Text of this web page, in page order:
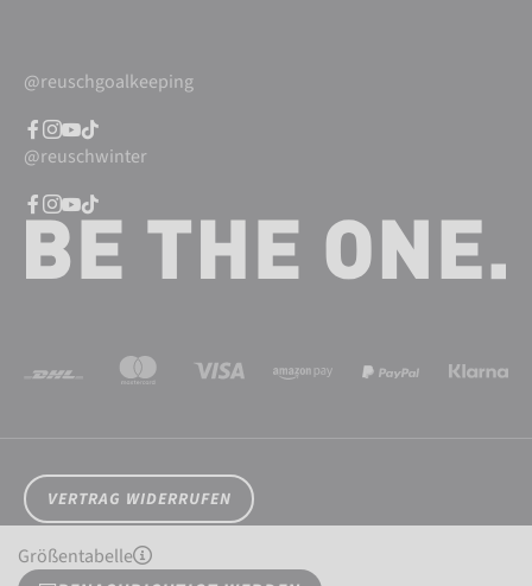
Größentabelle
@reuschgoalkeeping
@reuschwinter
VERTRAG WIDERRUFEN
WiderrufsrechtBarrierefreiheit